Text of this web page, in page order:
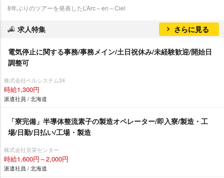
8年ぶりのツアーを発表したL’Arc～en～Ciel
求人特集 さらに見る
電気停止に関する事務/事務メイン/土日祝休み/未経験歓迎/開始日
調整可
株式会社ベルシステム24
時給1,300円
派遣社員 / 北海道
「寮完備」半導体整流素子の製造オペレーター/即入寮/製造・工
場/日勤/日払い/工場・製造
株式会社京栄センター
時給1,600円～2,000円
派遣社員 / 北海道